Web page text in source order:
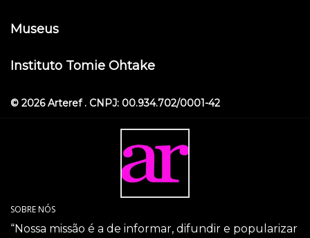
Museus
Instituto Tomie Ohtake
© 2026 Arteref . CNPJ: 00.934.702/0001-42
SOBRE NÓS
“Nossa missão é a de informar, difundir e popularizar